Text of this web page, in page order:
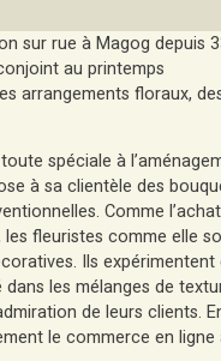
sur rue à Magog depuis
au printemps
arrangements floraux,
spéciale à
à sa clientèle des
Comme
fleuristes comme elle
Ils expérimentent
les mélanges de
de leurs clients.
le commerce en ligne